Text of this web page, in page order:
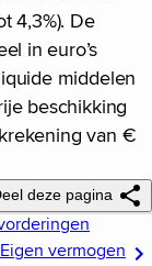
4,3%). De
in euro’s
middelen
beschikking
van €
deze pagina
vermogen